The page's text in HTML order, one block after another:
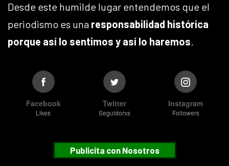
Desde este humilde lugar entendemos que el
periodismo es una responsabilidad histórica
porque así lo sentimos y así lo haremos.
Facebook
Likes
Twitter
Seguidorxs
Instagram
Followers
Publicita con Nosotros